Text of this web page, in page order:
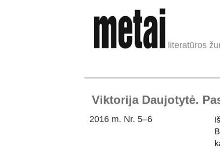
literatūros
Viktorija Daujotytė.
2016 m. Nr. 5–6